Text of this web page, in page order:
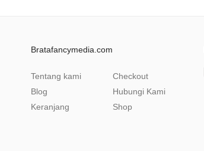
Bratafancymedia.com
Tentang kami
Blog
Keranjang
Checkout
Hubungi Kami
Shop